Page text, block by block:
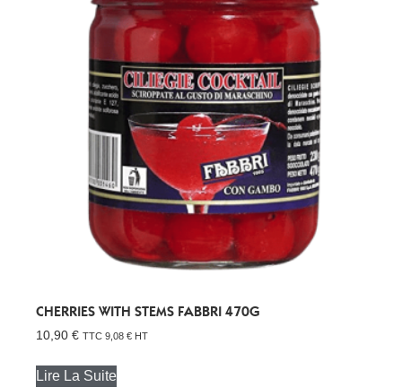
CHERRIES WITH STEMS FABBRI 470G
10,90 € TTC 9,08 € HT
Lire La Suite